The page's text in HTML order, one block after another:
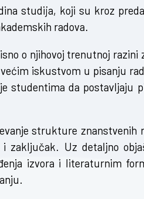
studija, koji su kroz
radova.
o njihovoj trenutnoj razini
iskustvom u pisanju
studentima da postavljaju
strukture znanstvenih
zaključak. Uz detaljno
izvora i literaturnim